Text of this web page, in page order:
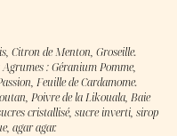
Citron de Menton, Groseille.
: Géranium Pomme,
Feuille de Cardamome.
Poivre de la Likouala, Baie
cristallisé, sucre inverti, sirop
agar agar.